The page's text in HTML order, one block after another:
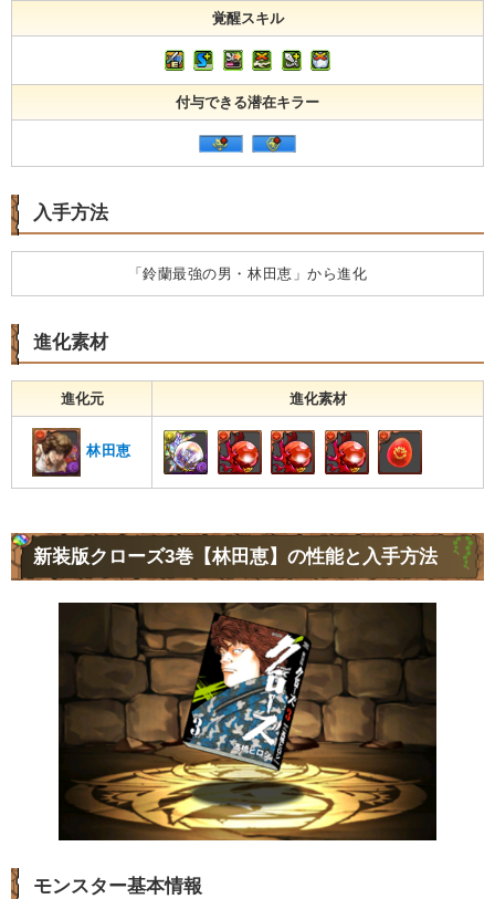
覚醒スキル
付与できる潜在キラー
入手方法
「鈴蘭最強の男・林田恵」から進化
進化素材
進化元 進化素材
林田恵
新装版クローズ3巻【林田恵】の性能と入手方法
モンスター基本情報